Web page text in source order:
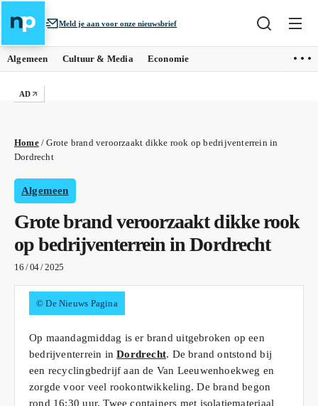
Meld je aan voor onze nieuwsbrief
Algemeen Cultuur & Media Economie
AD
Home/Grote brand veroorzaakt dikke rook op bedrijventerrein in
Dordrecht
Algemeen
Grote brand veroorzaakt dikke rook
op bedrijventerrein in Dordrecht
16 / 04 / 2025
© De Nieuws Pagina
Op maandagmiddag is er brand uitgebroken op een
bedrijventerrein inDordrecht. De brand ontstond bij
een recyclingbedrijf aan de Van Leeuwenhoekweg en
zorgde voor veel rookontwikkeling. De brand begon
rond 16:30 uur. Twee containers met isolatiemateriaal